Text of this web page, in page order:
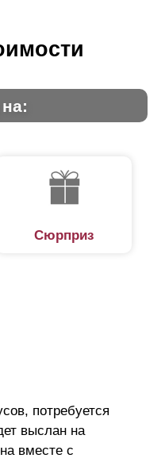
Сюрприз
потребуется
выслан на
вместе с